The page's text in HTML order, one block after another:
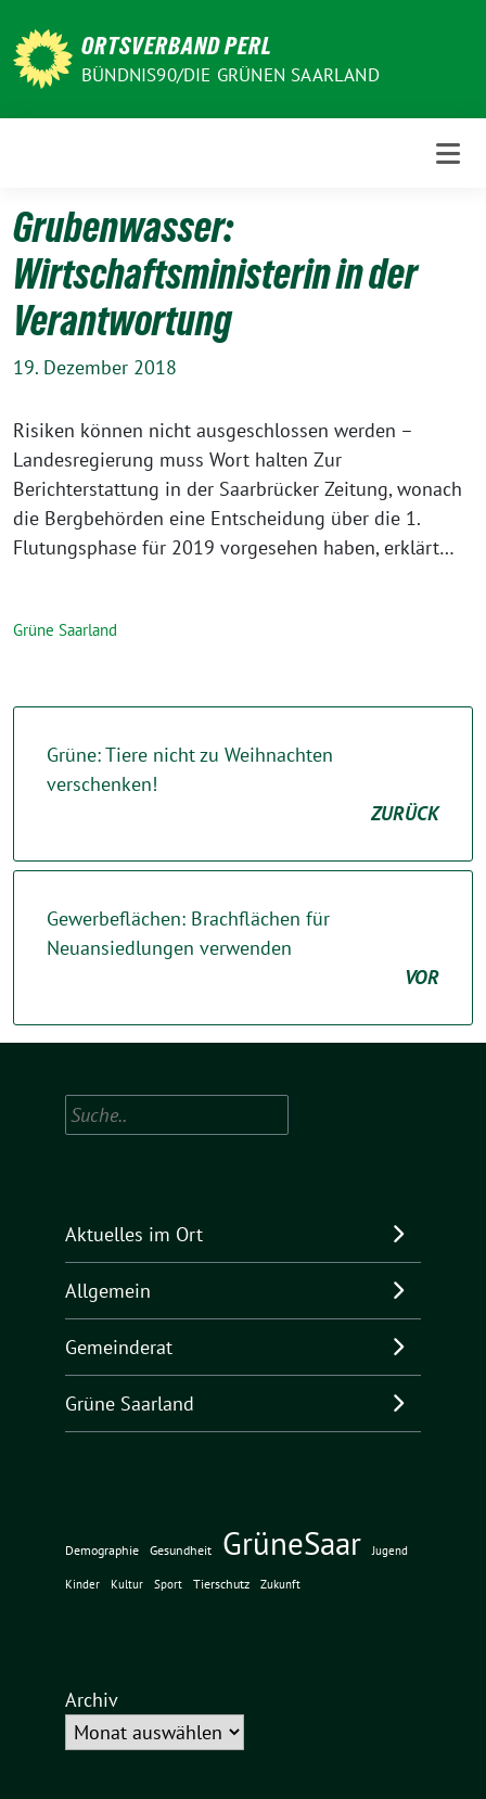
zum
Inhalt
ORTSVERBAND PERL
BÜNDNIS90/DIE GRÜNEN SAARLAND
Grubenwasser:
Wirtschaftsministerin in der
Verantwortung
19. Dezember 2018
Risiken können nicht ausgeschlossen werden –
Landesregierung muss Wort halten Zur
Berichterstattung in der Saarbrücker Zeitung, wonach
die Bergbehörden eine Entscheidung über die 1.
Flutungsphase für 2019 vorgesehen haben, erklärt…
Grüne Saarland
Grüne: Tiere nicht zu Weihnachten
verschenken!
ZURÜCK
Gewerbeflächen: Brachflächen für
Neuansiedlungen verwenden
VOR
Suchen
Aktuelles im Ort
Allgemein
Gemeinderat
Grüne Saarland
Demographie Gesundheit GrüneSaar Jugend
Kinder Kultur Sport Tierschutz Zukunft
Archiv